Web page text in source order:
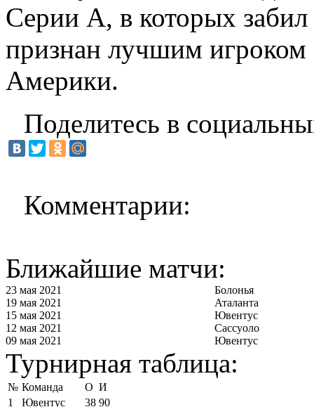
Серии А, в которых
признан лучшим игроком
Америки.
Поделитесь в
Комментарии:
Ближайшие матчи:
23 мая 2021
Болонья
19 мая 2021
Аталанта
15 мая 2021
Ювентус
12 мая 2021
Сассуоло
09 мая 2021
Ювентус
Турнирная таблица:
№ Команда О И
1
Ювентус 38 90